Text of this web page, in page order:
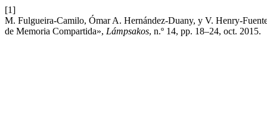
[1]
M. Fulgueira-Camilo, Ómar A. Hernández-Duany, y V. Henry-
de Memoria Compartida», Lámpsakos, n.º 14, pp. 18–24, oct. 2015.